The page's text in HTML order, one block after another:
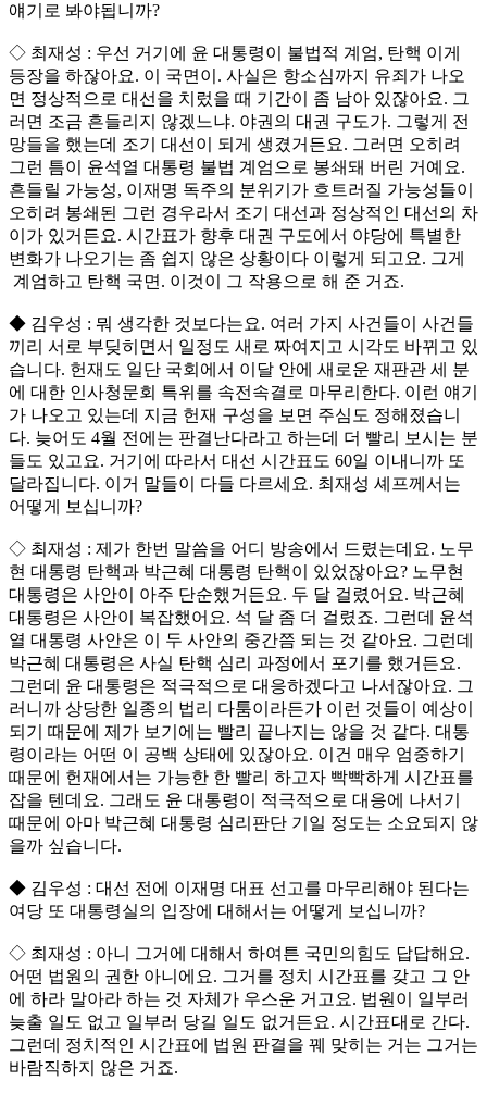
얘기로 봐야됩니까?
◇ 최재성 : 우선 거기에 윤 대통령이 불법적 계엄, 탄핵 이게
등장을 하잖아요. 이 국면이. 사실은 항소심까지 유죄가 나오
면 정상적으로 대선을 치렀을 때 기간이 좀 남아 있잖아요. 그
러면 조금 흔들리지 않겠느냐. 야권의 대권 구도가. 그렇게 전
망들을 했는데 조기 대선이 되게 생겼거든요. 그러면 오히려
그런 틈이 윤석열 대통령 불법 계엄으로 봉쇄돼 버린 거예요.
흔들릴 가능성, 이재명 독주의 분위기가 흐트러질 가능성들이
오히려 봉쇄된 그런 경우라서 조기 대선과 정상적인 대선의 차
이가 있거든요. 시간표가 향후 대권 구도에서 야당에 특별한
변화가 나오기는 좀 쉽지 않은 상황이다 이렇게 되고요. 그게
계엄하고 탄핵 국면. 이것이 그 작용으로 해 준 거죠.
◆ 김우성 : 뭐 생각한 것보다는요. 여러 가지 사건들이 사건들
끼리 서로 부딪히면서 일정도 새로 짜여지고 시각도 바뀌고 있
습니다. 헌재도 일단 국회에서 이달 안에 새로운 재판관 세 분
에 대한 인사청문회 특위를 속전속결로 마무리한다. 이런 얘기
가 나오고 있는데 지금 헌재 구성을 보면 주심도 정해졌습니
다. 늦어도 4월 전에는 판결난다라고 하는데 더 빨리 보시는 분
들도 있고요. 거기에 따라서 대선 시간표도 60일 이내니까 또
달라집니다. 이거 말들이 다들 다르세요. 최재성 셰프께서는
어떻게 보십니까?
◇ 최재성 : 제가 한번 말씀을 어디 방송에서 드렸는데요. 노무
현 대통령 탄핵과 박근혜 대통령 탄핵이 있었잖아요? 노무현
대통령은 사안이 아주 단순했거든요. 두 달 걸렸어요. 박근혜
대통령은 사안이 복잡했어요. 석 달 좀 더 걸렸죠. 그런데 윤석
열 대통령 사안은 이 두 사안의 중간쯤 되는 것 같아요. 그런데
박근혜 대통령은 사실 탄핵 심리 과정에서 포기를 했거든요.
그런데 윤 대통령은 적극적으로 대응하겠다고 나서잖아요. 그
러니까 상당한 일종의 법리 다툼이라든가 이런 것들이 예상이
되기 때문에 제가 보기에는 빨리 끝나지는 않을 것 같다. 대통
령이라는 어떤 이 공백 상태에 있잖아요. 이건 매우 엄중하기
때문에 헌재에서는 가능한 한 빨리 하고자 빡빡하게 시간표를
잡을 텐데요. 그래도 윤 대통령이 적극적으로 대응에 나서기
때문에 아마 박근혜 대통령 심리판단 기일 정도는 소요되지 않
을까 싶습니다.
◆ 김우성 : 대선 전에 이재명 대표 선고를 마무리해야 된다는
여당 또 대통령실의 입장에 대해서는 어떻게 보십니까?
◇ 최재성 : 아니 그거에 대해서 하여튼 국민의힘도 답답해요.
어떤 법원의 권한 아니에요. 그거를 정치 시간표를 갖고 그 안
에 하라 말아라 하는 것 자체가 우스운 거고요. 법원이 일부러
늦출 일도 없고 일부러 당길 일도 없거든요. 시간표대로 간다.
그런데 정치적인 시간표에 법원 판결을 꿰 맞히는 거는 그거는
바람직하지 않은 거죠.